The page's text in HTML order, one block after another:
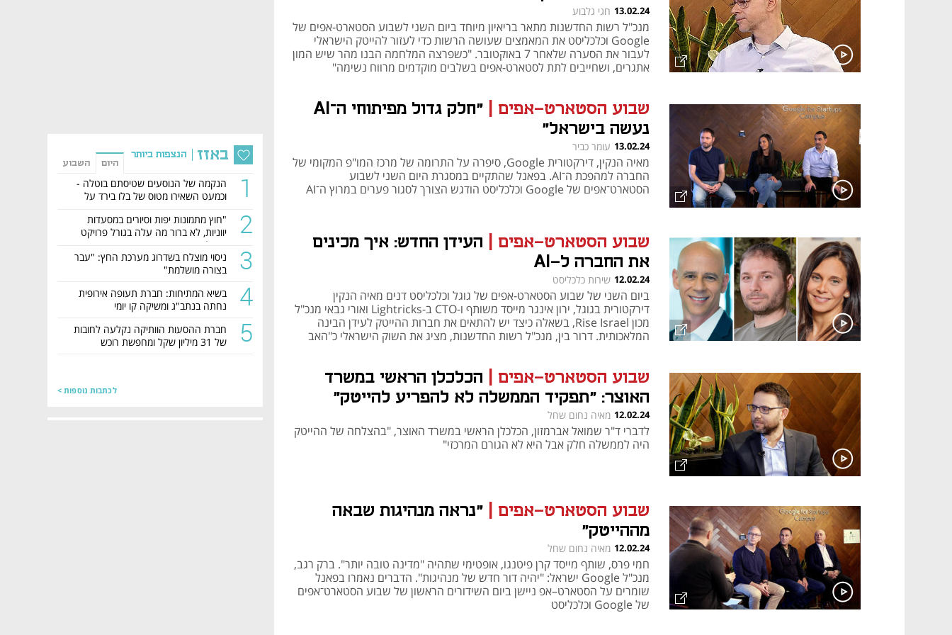
באזז הנצפות ביותר
היום השבוע
1
הנקמה של הנוסעים שטיסתם בוטלה -
וכמעט השאירו מטוס של בלו בירד על
2
"חוץ מתמונות יפות וסיורים במסעדות
יווניות, לא ברור מה עלה בגורל פרויקט
הנדל"ן"
3
ניסוי מוצלח בשדרוג מערכת החץ: "עבר
בצורה מושלמת"
4
בשיא המתיחות: חברת תעופה אירופית
נחתה בנתב"ג ומשיקה קו יומי
5
חברת ההסעות הוותיקה נקלעה לחובות
של 31 מיליון שקל ומחפשת רוכש
לכתבות נוספות >
13.02.24 חגי גלבוע
מנכ"ל רשות החדשנות מתאר בריאיון מיוחד ביום השני לשבוע הסטארט-אפים של
Google וכלכליסט את המאמצים שעושה הרשות כדי לעזור להייטק הישראלי
לעבור את הסערה שלאחר 7 באוקטובר. "כשפרצה המלחמה הבנו מהר שיש המון
אתגרים, ושחייבים לתת לסטארט-אפים בשלבים מוקדמים מרווח נשימה"
שבוע הסטארט-אפים
"חלק גדול מפיתוחי ה־AI
נעשה בישראל"
13.02.24 עומר כביר
מאיה הנקין, דירקטורית Google, סיפרה על התרומה של מרכז המו"פ המקומי של
החברה למהפכת ה־AI. בפאנל שהתקיים במסגרת היום השני לשבוע
הסטארט־אפים של Google וכלכליסט הודגש הצורך לסגור פערים במרוץ ה־AI
שבוע הסטארט-אפים
העידן החדש: איך מכינים
את החברה ל-AI
12.02.24 שירות כלכליסט
ביום השני של שבוע הסטארט-אפים של גוגל וכלכליסט דנים מאיה הנקין
דירקטורית בגוגל, ירון אינגר מייסד משותף ו-CTO ב-Lightricks ואורי גבאי מנכ"ל
מכון Rise Israel, בשאלה כיצד יש להתאים את חברות ההייטק לעידן הבינה
המלאכותית. דרור בין, מנכ"ל רשות החדשנות, מציג את השוק הישראלי כ"האב
שבוע הסטארט-אפים
הכלכלן הראשי במשרד
האוצר: "תפקיד הממשלה לא להפריע להייטק"
12.02.24 מאיה נחום שחל
לדברי ד"ר שמואל אברמזון, הכלכלן הראשי במשרד האוצר, "בהצלחה של ההייטק
היה לממשלה חלק אבל היא לא הגורם המרכזי"
שבוע הסטארט-אפים
"נראה מנהיגות שבאה
מההייטק"
12.02.24 מאיה נחום שחל
חמי פרס, שותף מייסד קרן פיטנגו, אופטימי שתהיה "מדינה טובה יותר". ברק רגב,
מנכ"ל Google ישראל: "יהיה דור חדש של מנהיגות". הדברים נאמרו בפאנל
שומרים על הסטארט–אפ ניישן ביום השידורים הראשון של שבוע הסטארט־אפים
של Google וכלכליסט